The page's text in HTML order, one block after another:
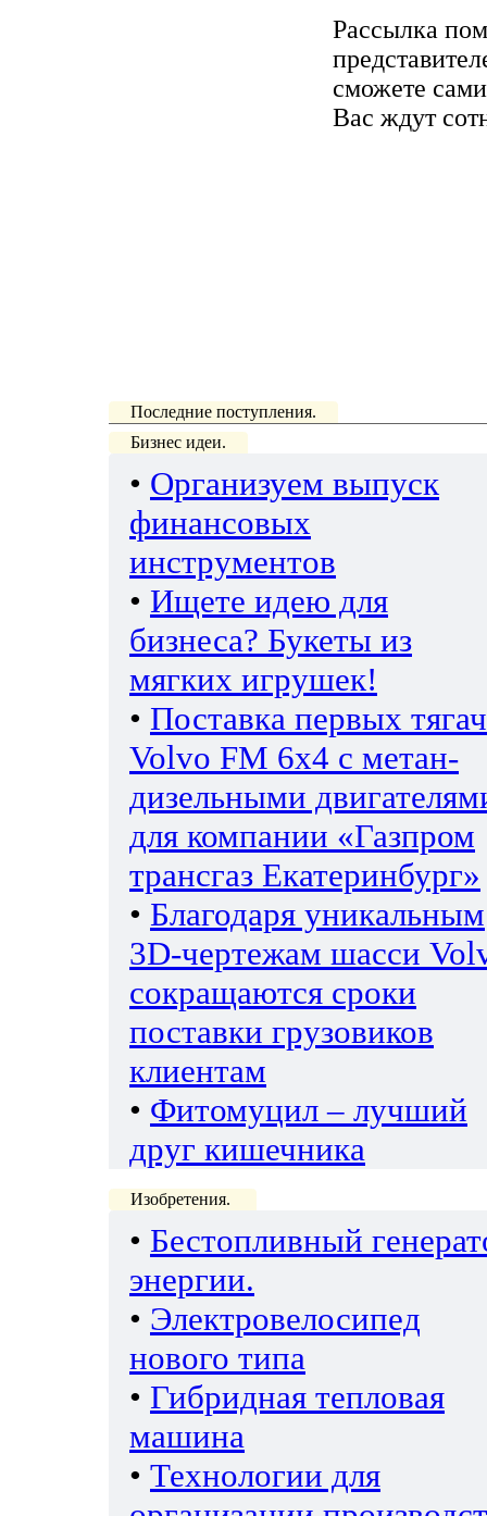
Рассылка
сможете
Вас ждут
Последние поступления.
Бизнес идеи.
• Организуем выпуск
финансовых
инструментов
• Ищете идею для
бизнеса? Букеты из
мягких игрушек!
• Поставка первых
Volvo FM 6х4 с метан-
дизельными
для компании «Газпром
трансгаз Екатеринбург»
• Благодаря уникальным
3D-чертежам шасси
сокращаются сроки
поставки грузовиков
клиентам
• Фитомуцил – лучший
друг кишечника
Изобретения.
• Бестопливный
энергии.
• Электровелосипед
нового типа
• Гибридная тепловая
машина
• Технологии для